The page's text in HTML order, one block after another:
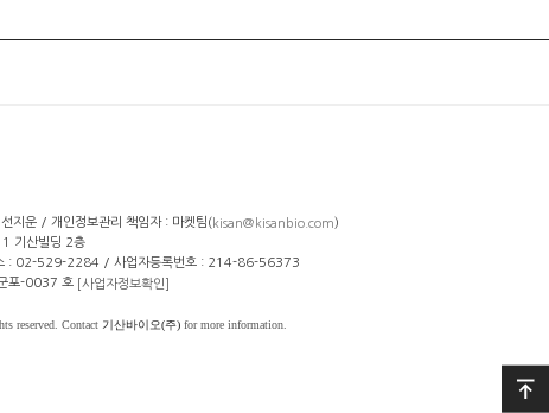
지운 / 개인정보관리 책임자 : 마켓팀(kisan@kisanbio.com)
기산빌딩 2층
: 02-529-2284 / 사업자등록번호 : 214-86-56373
포-0037 호
[사업자정보확인]
reserved. Contact 기산바이오(주) for more information.